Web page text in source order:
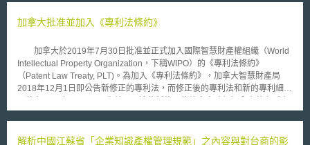
WCDMA手機侵犯其在ITC申訴案件當中所述的專利權。 InterDigital要
話機，包含三星電子的BlackJack (由Cingular Wireless所販售)以及模組
SGH-ZX20與SGH-A707，進口美國或進一步在美國銷售。 ITC有30天
的時間決定是否要調查InterDigital的申訴。通常，ITC委員傾向於12至15個
月內完成調查。 William Merritt，InterDigital的董事長暨執行長，表示
他們已經與三星電子進行協商，但沒有成功。 顯然，這兩家公司對於
論該公司所涉及之訴訟案。
加拿大批准並加入《專利法條約》
加拿大於2019年7月30日批准並正式加入國際智慧財產權組織（World
Intellectual Property Organization，下稱WIPO）的《專利法條約》
（Patent Law Treaty, PLT)。為加入《專利法條約》，加拿大智慧財產局
2018年12月1日即公告新修正的專利法，而修正後的專利法和新的專利細則
利法條約》。專利權採屬地主義，亦即在一個國家授予的專利權，僅在該國
利要再申請他國專利，僅有12個月的優先權（right of priority）；加入《專
解析中國江蘇省「企業知識產權管理規範」之內容與對台商的影